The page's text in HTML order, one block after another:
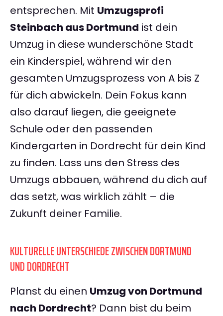
entsprechen. Mit Umzugsprofi
Steinbach aus Dortmund ist dein
Umzug in diese wunderschöne Stadt
ein Kinderspiel, während wir den
gesamten Umzugsprozess von A bis Z
für dich abwickeln. Dein Fokus kann
also darauf liegen, die geeignete
Schule oder den passenden
Kindergarten in Dordrecht für dein Kind
zu finden. Lass uns den Stress des
Umzugs abbauen, während du dich auf
das setzt, was wirklich zählt – die
Zukunft deiner Familie.
KULTURELLE UNTERSCHIEDE ZWISCHEN DORTMUND
UND DORDRECHT
Planst du einen Umzug von Dortmund
nach Dordrecht? Dann bist du beim